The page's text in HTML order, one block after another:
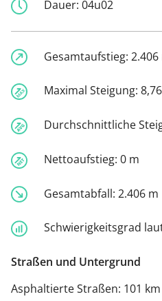
Dauer: 04u02
Gesamtaufstieg: 2.406
Maximal Steigung:
Durchschnittliche
Nettoaufstieg: 0 m
Gesamtabfall: 2.406 m
Schwierigkeitsgrad
Straßen und Untergrund
Asphaltierte Straßen: 101